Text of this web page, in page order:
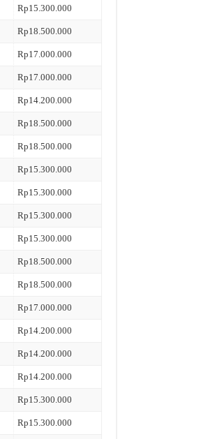
Rp15.300.000
Rp18.500.000
Rp17.000.000
Rp17.000.000
Rp14.200.000
Rp18.500.000
Rp18.500.000
Rp15.300.000
Rp15.300.000
Rp15.300.000
Rp15.300.000
Rp18.500.000
Rp18.500.000
Rp17.000.000
Rp14.200.000
Rp14.200.000
Rp14.200.000
Rp15.300.000
Rp15.300.000